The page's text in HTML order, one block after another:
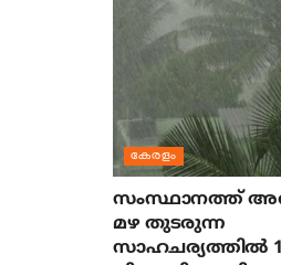
കേരളം
സംസ്ഥാനത്ത്
മഴ തുടരുന്ന
സാഹചര്യത്തിൽ